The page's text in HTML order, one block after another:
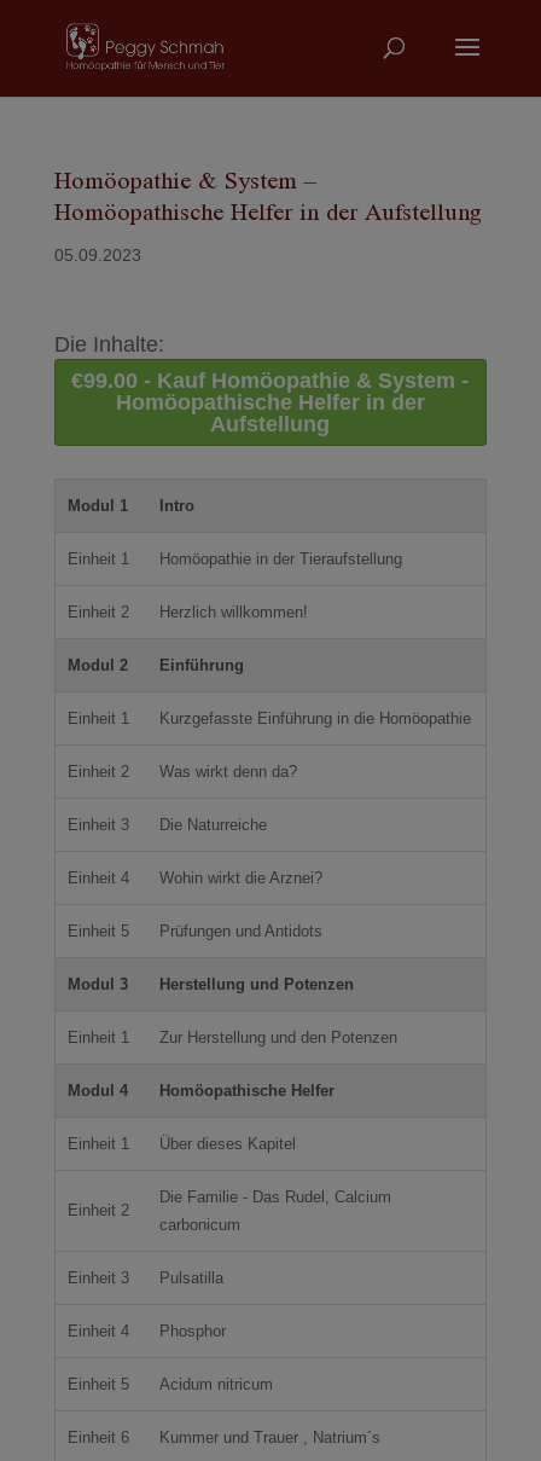
Homöopathie & System –
Homöopathische Helfer in der Aufstellung
05.09.2023
Die Inhalte:
€99.00 - Kauf Homöopathie & System -
Homöopathische Helfer in der
Aufstellung
Modul 1 Intro
Einheit 1 Homöopathie in der Tieraufstellung
Einheit 2 Herzlich willkommen!
Modul 2 Einführung
Einheit 1 Kurzgefasste Einführung in die Homöopathie
Einheit 2 Was wirkt denn da?
Einheit 3 Die Naturreiche
Einheit 4 Wohin wirkt die Arznei?
Einheit 5 Prüfungen und Antidots
Modul 3 Herstellung und Potenzen
Einheit 1 Zur Herstellung und den Potenzen
Modul 4 Homöopathische Helfer
Einheit 1 Über dieses Kapitel
Einheit 2
Die Familie - Das Rudel, Calcium
carbonicum
Einheit 3 Pulsatilla
Einheit 4 Phosphor
Einheit 5 Acidum nitricum
Einheit 6 Kummer und Trauer , Natrium´s